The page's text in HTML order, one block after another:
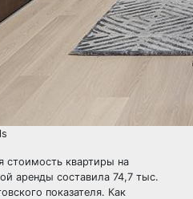
стоимость квартиры на
аренды составила 74,7 тыс.
показателя. Как